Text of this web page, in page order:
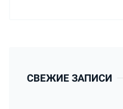
СВЕЖИЕ ЗАПИСИ